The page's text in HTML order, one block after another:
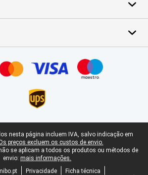
nesta página incluem IVA, salvo indicação em
preços excluem os custos de envio.
se aplicam a todos os produtos ou métodos de
envio: mais informações.
Privacidade
Ficha técnica